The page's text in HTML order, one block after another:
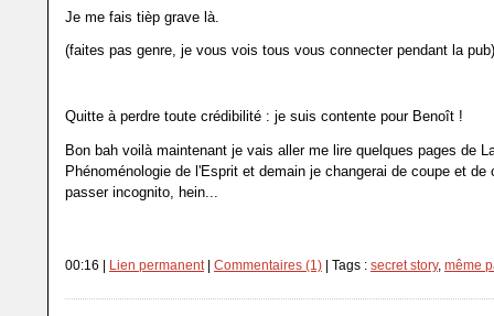
Je me fais tièp grave là.
(faites pas genre, je vous vois tous vous connecter pendant la pub)
Quitte à perdre toute crédibilité : je suis contente pour Benoît !
Bon bah voilà maintenant je vais aller me lire quelques pages de
Phénoménologie de l'Esprit et demain je changerai de coupe et de
passer incognito, hein...
00:16 | Lien permanent | Commentaires (1) | Tags : secret story, même